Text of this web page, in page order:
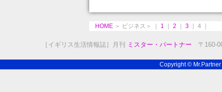
HOME ＞ ビジネス＞ ｜ 1 2 3 ｜ 4 ｜
［イギリス生活情報誌］月刊 ミスター・パートナー 〒160-
Copyright ©